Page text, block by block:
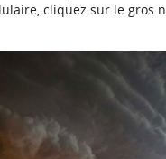
cliquez sur le gros